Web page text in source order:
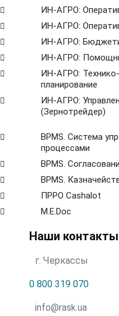
ИН-АГРО:
ИН-АГРО:
ИН-АГРО:
ИН-АГРО:
ИН-АГРО:
планирование
ИН-АГРО:
(Зернотрейдер)
ВРМS. Система
процессами
BPMS.
BPМS.
ПРРО Cashalot
M.E.Doc
Наши контакты
г. Черкассы
0 800 319 070
info@rask.ua